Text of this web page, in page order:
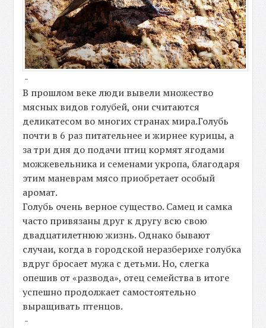
-
В прошлом веке люди вывели множество
мясных видов голубей, они считаются
деликатесом во многих странах мира.Голубь
почти в 6 раз питательнее и жирнее курицы, а
за три дня до подачи птиц кормят ягодами
можжевельника и семенами укропа, благодаря
этим маневрам мясо приобретает особый
аромат.
Голубь очень верное существо. Самец и самка
часто привязаны друг к другу всю свою
двадцатилетнюю жизнь. Однако бывают
случаи, когда в городской неразберихе голубка
вдруг бросает мужа с детьми. Но, слегка
опешив от «развода», отец семейства в итоге
успешно продолжает самостоятельно
выращивать птенцов.
-